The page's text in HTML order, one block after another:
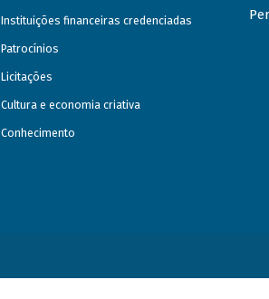
Instituições financeiras credenciadas
Patrocínios
Licitações
Cultura e economia criativa
Conhecimento